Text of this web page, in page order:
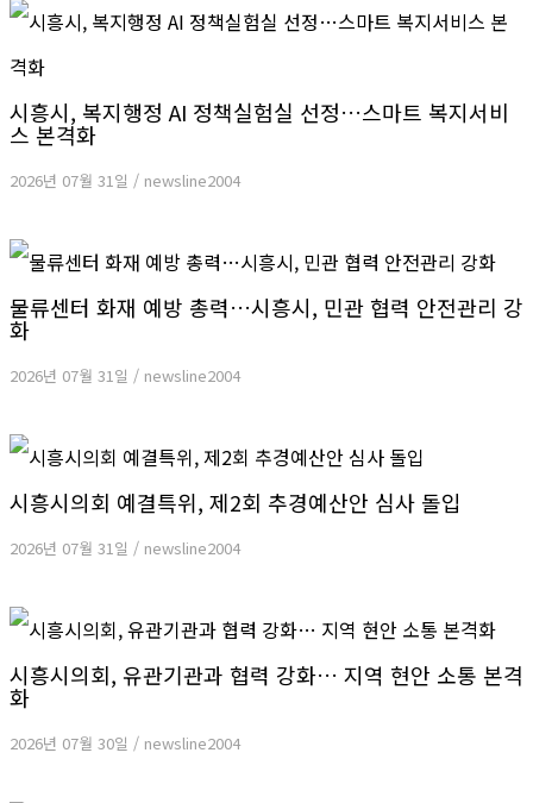
시흥시, 복지행정 AI 정책실험실 선정…스마트 복지서비
스 본격화
2026년 07월 31일 / newsline2004
물류센터 화재 예방 총력…시흥시, 민관 협력 안전관리 강
화
2026년 07월 31일 / newsline2004
시흥시의회 예결특위, 제2회 추경예산안 심사 돌입
2026년 07월 31일 / newsline2004
시흥시의회, 유관기관과 협력 강화… 지역 현안 소통 본격
화
2026년 07월 30일 / newsline2004